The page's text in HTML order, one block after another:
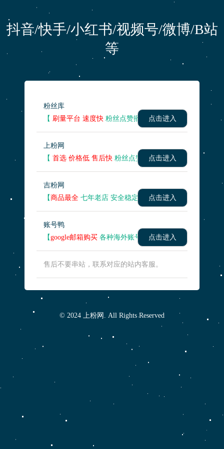
抖音/快手/小红书/视频号/微博/B站
等
粉丝库
【 刷量平台 速度快 粉丝点赞播放量 】
点击进入
上粉网
【首选 价格低 售后快 粉丝点赞播放量 】
点击进入
吉粉网
【商品最全 七年老店 安全稳定】 点击进入
账号鸭
【google邮箱购买 各种海外账号】 点击进入
售后不要串站，联系对应的站内客服。
© 2024 上粉网. All Rights Reserved